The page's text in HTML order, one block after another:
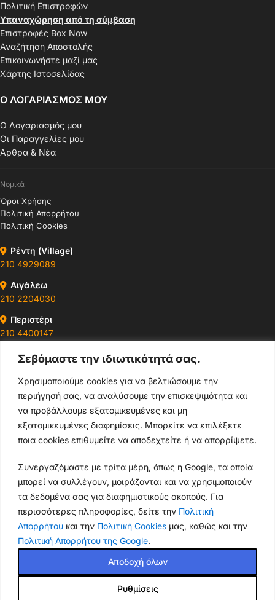
Σεβόμαστε την ιδιωτικότητά σας.
Χρησιμοποιούμε cookies για να βελτιώσουμε την
περιήγησή σας, να αναλύσουμε την επισκεψιμότητα και
να προβάλλουμε εξατομικευμένες και μη
εξατομικευμένες διαφημίσεις. Μπορείτε να επιλέξετε
ποια cookies επιθυμείτε να αποδεχτείτε ή να απορρίψετε.
Συνεργαζόμαστε με τρίτα μέρη, όπως η Google, τα οποία
μπορεί να συλλέγουν, μοιράζονται και να χρησιμοποιούν
τα δεδομένα σας για διαφημιστικούς σκοπούς. Για
περισσότερες πληροφορίες, δείτε την Πολιτική
Απορρήτου και την Πολιτική Cookies μας, καθώς και την
Πολιτική Απορρήτου της Google.
Ρυθμίσεις
Αποδοχή όλων
Πολιτική Επιστροφών
Υπαναχώρηση από τη σύμβαση
Επιστροφές Box Now
Αναζήτηση Αποστολής
Επικοινωνήστε μαζί μας
Χάρτης Ιστοσελίδας
Ο ΛΟΓΑΡΙΑΣΜΟΣ ΜΟΥ
Ο Λογαριασμός μου
Οι Παραγγελίες μου
Άρθρα & Νέα
Νομικά
Όροι Χρήσης
Πολιτική Απορρήτου
Πολιτική Cookies
Ρέντη (Village)
210 4929089
Αιγάλεω
210 2204030
Περιστέρι
210 4400147
Ωράρια & Διευθύνσεις →
210 4929089
Κεντρικό τηλέφωνο
info@thikishop.gr
Δευ - Σάβ: 10:00 - 21:00
ΔΩΡΕΑΝ ΑΠΟΣΤΟΛΗ
για παραγγελίες άνω των 35€
Copyright 2025 Powered by ThikiShop.